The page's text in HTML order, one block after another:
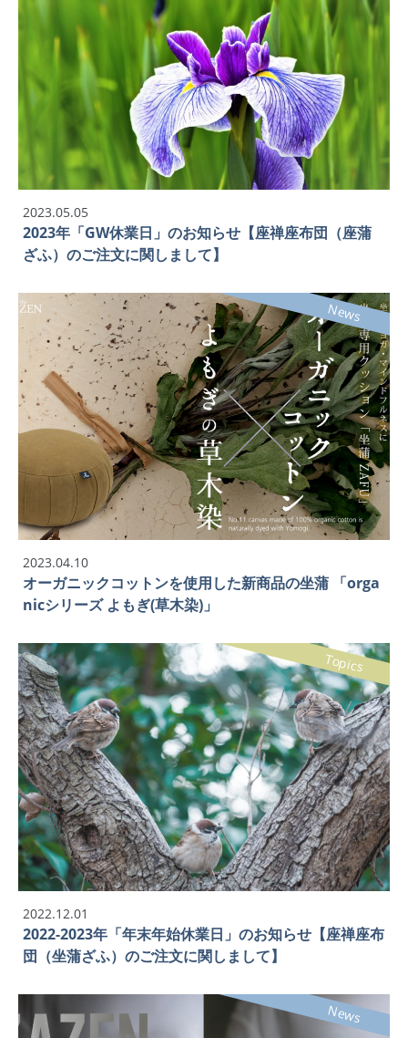
2023.05.05
2023年「GW休業日」のお知らせ【座禅座布団（座蒲
ざふ）のご注文に関しまして】
2023.04.10
オーガニックコットンを使用した新商品の坐蒲 「orga
nicシリーズ よもぎ(草木染)」
News
2022.12.01
2022-2023年「年末年始休業日」のお知らせ【座禅座布
団（坐蒲ざふ）のご注文に関しまして】
Topics
News